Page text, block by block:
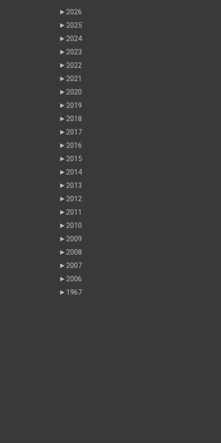
►2026
►2025
►2024
►2023
►2022
►2021
►2020
►2019
►2018
►2017
►2016
►2015
►2014
►2013
►2012
►2011
►2010
►2009
►2008
►2007
►2006
► 1967